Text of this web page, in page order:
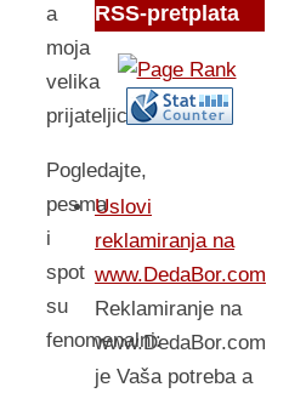
a
moja
velika
prijateljica.
Pogledajte,
pesma
i
spot
su
fenomenalni:
RSS-pretplata
Uslovi
reklamiranja na
www.DedaBor.com
Reklamiranje na
www.DedaBor.com
je Vaša potreba a